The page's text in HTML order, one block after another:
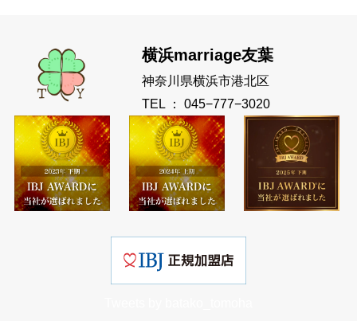
横浜marriage友葉
神奈川県横浜市港北区
TEL ： 045−777−3020